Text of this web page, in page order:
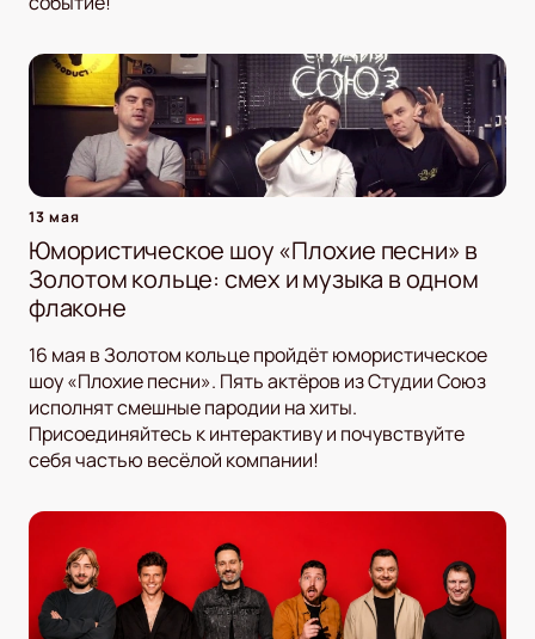
13 мая
Юмористическое шоу «Плохие песни» в
Золотом кольце: смех и музыка в одном
флаконе
16 мая в Золотом кольце пройдёт юмористическое
шоу «Плохие песни». Пять актёров из Студии Союз
исполнят смешные пародии на хиты.
Присоединяйтесь к интерактиву и почувствуйте
себя частью весёлой компании!